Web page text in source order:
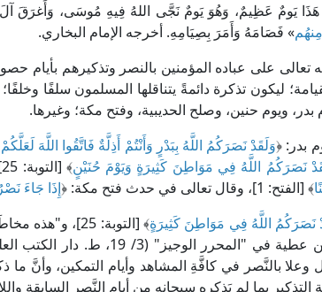
هَذَا يَومٌ عَظِيمٌ، وَهُوَ يَومٌ نَجَّى اللهُ فِيهِ مُوسَى،
» فَصَامَهُ وَأَمَرَ بِصِيَامِهِ. أخرجه الإمام البخاري.
تعالى على عباده المؤمنين بالنصر وتذكيرهم بأيام
ليكون تذكرة دائمةً يتناقلها المسلمون سلفًا
بدر، ويوم حنين، وصلح الحديبية، وفتح مكة؛ وغيرها.
بدر: ﴿وَلَقَدْ نَصَرَكُمُ اللَّهُ بِبَدْرٍ وَأَنْتُمْ أَذِلَّةٌ فَاتَّقُوا اللَّهَ
نَصَرَكُمُ اللَّهُ فِي مَوَاطِنَ كَثِيرَةٍ وَيَوْمَ حُنَيْنٍ﴾ [التوبة: 25]، وقال تعالى في ذكر صلح الحديبية: ﴿
﴾ [الفتح: 1]، وقال تعالى في حدث فتح مكة: ﴿ إِذَا جَاءَ
نَصَرَكُمُ اللَّهُ فِي مَوَاطِنَ كَثِيرَةٍ
﴾ [التوبة: 25]،
كما قال الإمام ابن عطية في
وعلا بالنَّصر في كافَّةِ المشاهد وأيام التمكين، وأنَّ
بما لم يَذكره سبحانه من أيام النَّصر السابقةِ